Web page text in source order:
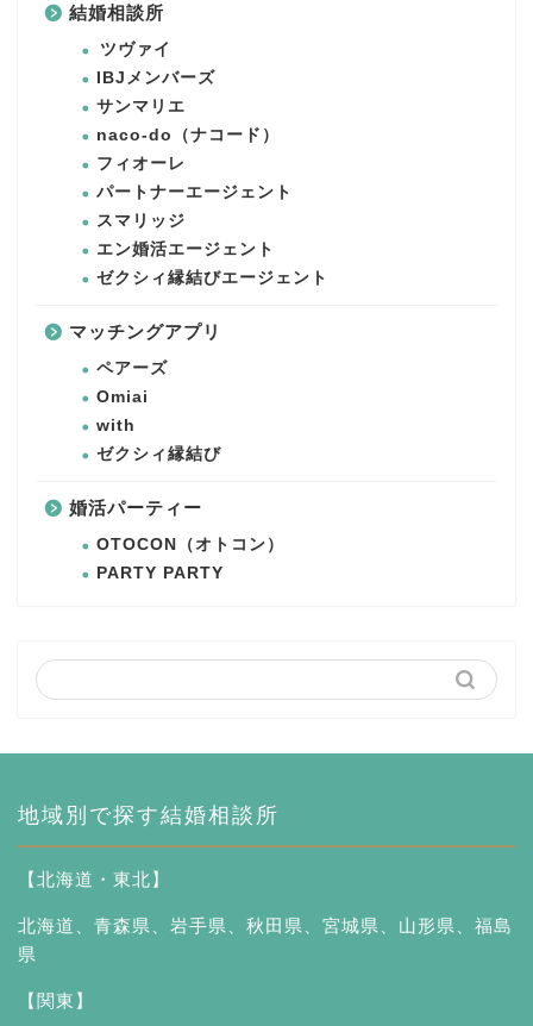
結婚相談所
ツヴァイ
IBJメンバーズ
サンマリエ
naco-do（ナコード）
フィオーレ
パートナーエージェント
スマリッジ
エン婚活エージェント
ゼクシィ縁結びエージェント
マッチングアプリ
ペアーズ
Omiai
with
ゼクシィ縁結び
婚活パーティー
OTOCON（オトコン）
PARTY PARTY
地域別で探す結婚相談所
【北海道・東北】
北海道 青森県 岩手県 秋田県 宮城県 山形県
福島
県
【関東】